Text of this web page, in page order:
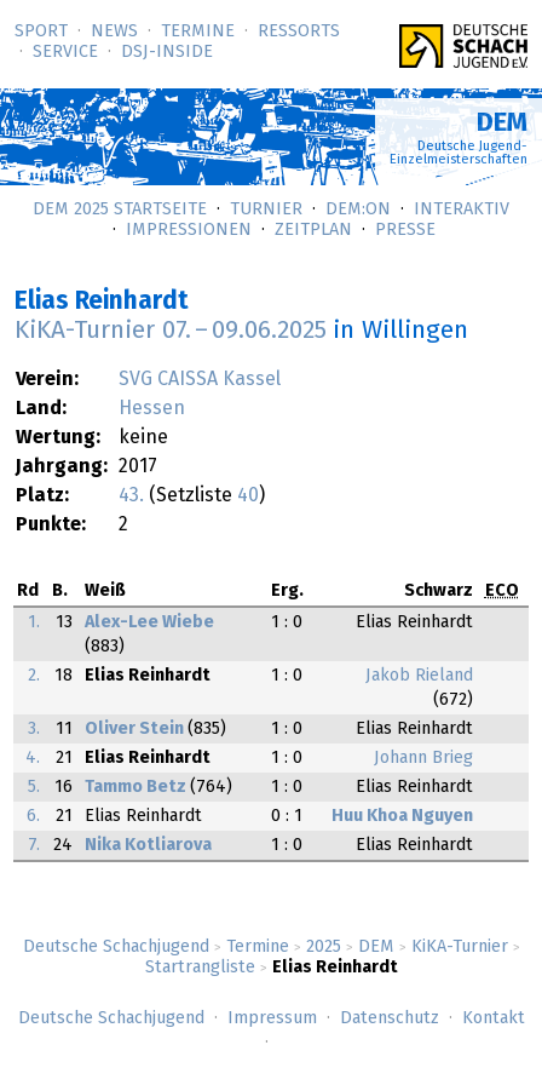
SPORT NEWS TERMINE
RESSORTS
SERVICE
DSJ-­INSIDE
Deutsche Schachjugend > Termine > 2025 > DEM > KiKA-Turnier >
Startrangliste > Elias Reinhardt
DEM
Deutsche Jugend-
Einzelmeisterschaften
DEM 2025 STARTSEITE TURNIER DEM:ON
INTERAKTIV
IMPRESSIONEN
ZEITPLAN PRESSE
Elias Reinhardt
KiKA-Turnier 07. – 09.06.2025 in Willingen
Verein:
SVG CAISSA Kassel
Land:
Hessen
Wertung:
keine
Jahrgang: 2017
Platz:
43. (Setzliste 40)
Punkte:
2
Rd B. Weiß Erg. Schwarz
ECO
1.
13
Alex-Lee Wiebe
(883)
1 : 0 Elias Reinhardt
2. 18 Elias Reinhardt 1 : 0
Jakob Rieland
(672)
3.
11 Oliver Stein (835) 1 : 0
Elias Reinhardt
4.
21 Elias Reinhardt 1 : 0
Johann Brieg
5.
16 Tammo Betz (764) 1 : 0
Elias Reinhardt
6.
21 Elias Reinhardt 0 : 1
Huu Khoa Nguyen
7.
24 Nika Kotliarova 1 : 0 Elias Reinhardt
Deutsche Schachjugend Impressum Datenschutz Kontakt